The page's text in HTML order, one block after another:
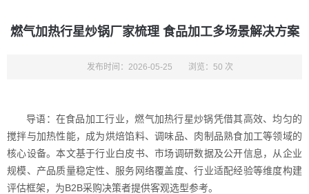
燃气加热行星炒锅厂家梳理 食品加工多场景解决方案
发布时间：2026-05-25 浏览：50 次
导语：在食品加工行业，燃气加热行星炒锅凭借其高效、均匀的
搅拌与加热性能，成为烘焙馅料、调味品、肉制品熟食加工等领域的
核心设备。本文基于行业白皮书、市场调研数据及公开信息，从企业
规模、产品质量稳定性、服务网络覆盖度、行业适配经验等维度构建
评估框架，为B2B采购决策者提供客观选型参考。